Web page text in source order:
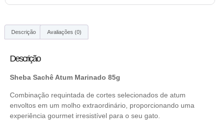
Descrição Avaliações (0)
Descrição
Sheba Sachê Atum Marinado 85g
Combinação requintada de cortes selecionados de atum
envoltos em um molho extraordinário, proporcionando uma
experiência gourmet irresistível para o seu gato.